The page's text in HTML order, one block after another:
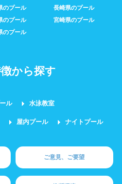
のプール
長崎県のプール
のプール
宮崎県のプール
のプール
から探す
ル 水泳教室
屋内プール ナイトプール
ご意見、ご要望